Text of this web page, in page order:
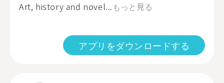
Art, history and novel... もっと見る
アプリをダウンロードする